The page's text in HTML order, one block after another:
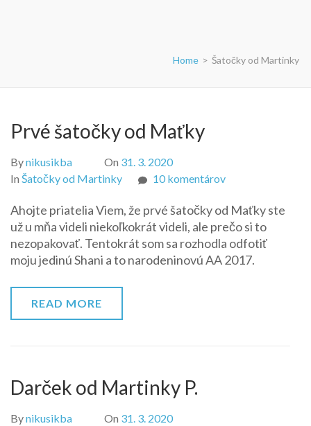
Home > Šatočky od Martinky
Prvé šatočky od Maťky
Bynikusikba On 31. 3. 2020
In Šatočky od Martinky 10 komentárovna
šatočky
od
Maťky
Ahojte priatelia Viem, že prvé šatočky od Maťky ste
už u mňa videli niekoľkokrát videli, ale prečo si to
nezopakovať. Tentokrát som sa rozhodla odfotiť
moju jedinú Shani a to narodeninovú AA 2017.
READ MORE
Darček od Martinky P.
Bynikusikba On 31. 3. 2020